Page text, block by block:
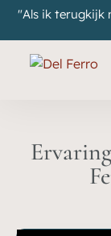
"Als ik terugkijk